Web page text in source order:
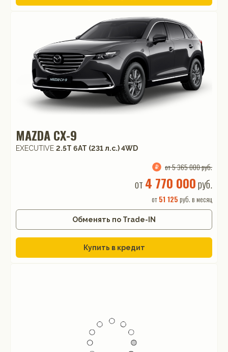
MAZDA CX-9
EXECUTIVE 2.5T 6АТ (231 л.с.) 4WD
от 5 365 000 руб.
от 4 770 000руб.
от51 125 руб. в месяц
Обменять по Trade-IN
Купить в кредит